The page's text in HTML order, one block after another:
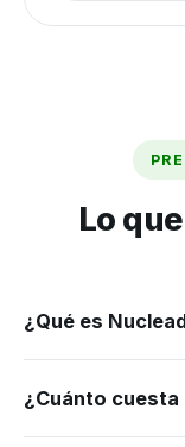
Lo
¿Qué es
demanda de
negociar como
¿Cuánto